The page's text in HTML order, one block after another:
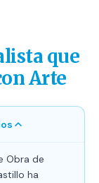
de Videos
que
Arte
Obra de
ha